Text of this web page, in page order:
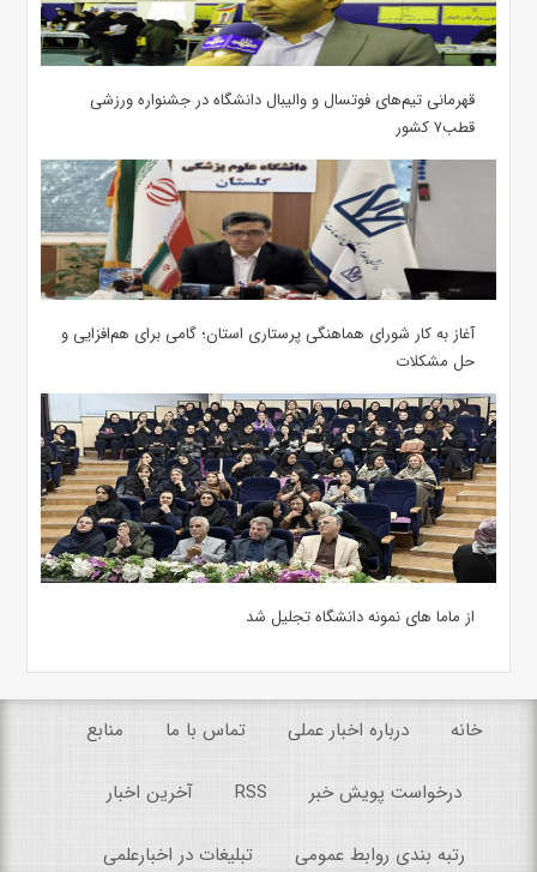
قهرمانی تیم‌های فوتسال و والیبال دانشگاه در جشنواره ورزشی
قطب۷ کشور
آغاز به کار شورای هماهنگی پرستاری استان؛ گامی برای هم‌افزایی و
حل مشکلات
از ماما های نمونه دانشگاه تجلیل شد
خانه درباره اخبار عملی تماس با ما منابع
درخواست پویش خبر RSS آخرین اخبار
رتبه بندی روابط عمومی تبلیغات در اخبارعلمی